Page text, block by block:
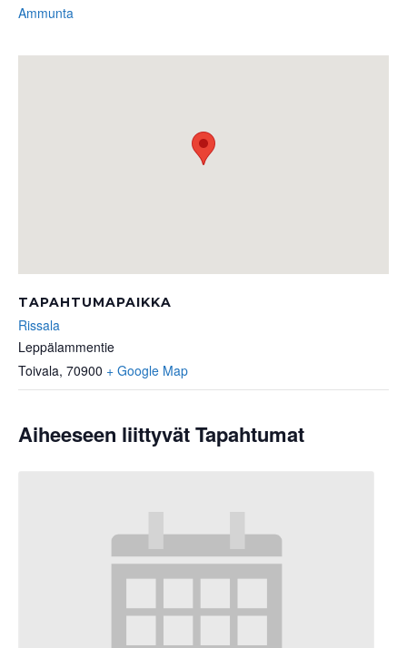
Ammunta
TAPAHTUMAPAIKKA
Rissala
Leppälammentie
Toivala, 70900 + Google Map
Aiheeseen liittyvät Tapahtumat